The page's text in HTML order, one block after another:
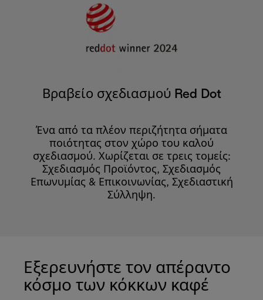
Βραβείο σχεδιασμού Red Dot
Ένα από τα πλέον περιζήτητα σήματα
ποιότητας στον χώρο του καλού
σχεδιασμού. Χωρίζεται σε τρεις τομείς:
Σχεδιασμός Προϊόντος, Σχεδιασμός
Επωνυμίας & Επικοινωνίας, Σχεδιαστική
Σύλληψη.
Εξερευνήστε τον απέραντο
κόσμο των κόκκων καφέ